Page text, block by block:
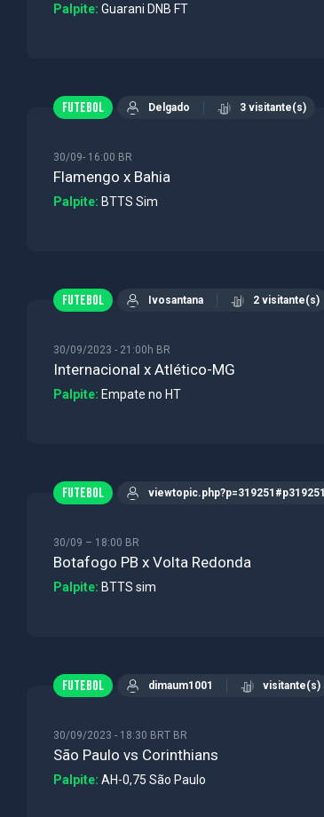
Palpite: Guarani DNB FT
FUTEBOL Delgado 3 visitante(s)
30/09- 16:00 BR
Flamengo x Bahia
Palpite: BTTS Sim
FUTEBOL Ivosantana 2 visitante(s)
30/09/2023 - 21:00h BR
Internacional x Atlético-MG
Palpite: Empate no HT
FUTEBOL viewtopic.php?p=319251#p319251
30/09 – 18:00 BR
Botafogo PB x Volta Redonda
Palpite: BTTS sim
FUTEBOL dimaum1001 visitante(s)
30/09/2023 - 18:30 BRT BR
São Paulo vs Corinthians
Palpite: AH-0,75 São Paulo